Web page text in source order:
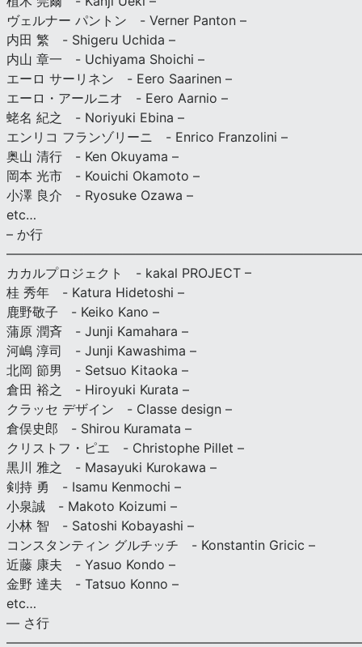
ヴェルナー パントン - Verner Panton –
内田 繁 - Shigeru Uchida –
内山 章一 - Uchiyama Shoichi –
エーロ サーリネン - Eero Saarinen –
エーロ・アールニオ - Eero Aarnio –
蛯名 紀之 - Noriyuki Ebina –
エンリコ フランゾリーニ - Enrico Franzolini –
奥山 清行 - Ken Okuyama –
岡本 光市 - Kouichi Okamoto –
小澤 良介 - Ryosuke Ozawa –
etc…
– か行
カカルプロジェクト - kakal PROJECT –
桂 秀年 - Katura Hidetoshi –
鹿野敬子 - Keiko Kano –
蒲原 潤斉 - Junji Kamahara –
河嶋 淳司 - Junji Kawashima –
北岡 節男 - Setsuo Kitaoka –
倉田 裕之 - Hiroyuki Kurata –
クラッセ デザイン - Classe design –
倉俣史郎 - Shirou Kuramata –
クリストフ・ピエ - Christophe Pillet –
黒川 雅之 - Masayuki Kurokawa –
剣持 勇 - Isamu Kenmochi –
小泉誠 - Makoto Koizumi –
小林 智 - Satoshi Kobayashi –
コンスタンティン グルチッチ - Konstantin Gricic –
近藤 康夫 - Yasuo Kondo –
金野 達夫 - Tatsuo Konno –
etc…
— さ行